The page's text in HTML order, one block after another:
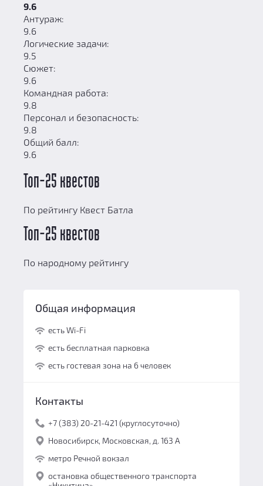
9.6
Антураж:
9.6
Логические задачи:
9.5
Сюжет:
9.6
Командная работа:
9.8
Персонал и безопасность:
9.8
Общий балл:
9.6
Топ-25 квестов
По рейтингу Квест Батла
Топ-25 квестов
По народному рейтингу
Общая информация
есть Wi-Fi
есть бесплатная парковка
есть гостевая зона на 6 человек
Контакты
+7 (383) 20-21-421 (круглосуточно)
Новосибирск, Московская, д. 163 А
метро Речной вокзал
остановка общественного транспорта